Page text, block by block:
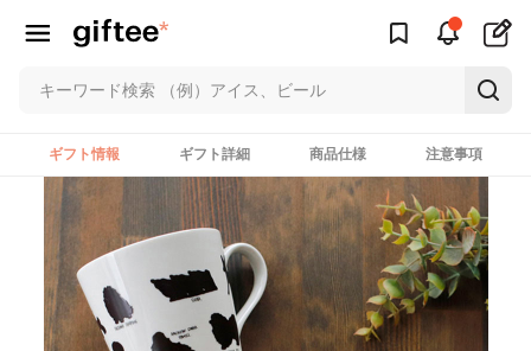
ギフト情報 ギフト詳細 商品仕様 注意事項